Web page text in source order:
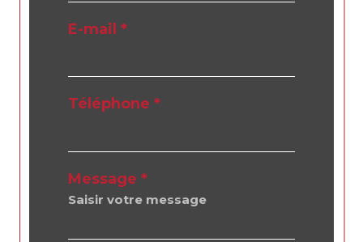
E-mail *
Téléphone *
Message *